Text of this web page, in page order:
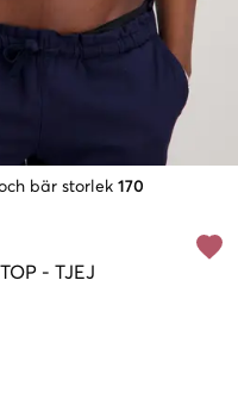
bär storlek 170
- TJEJ